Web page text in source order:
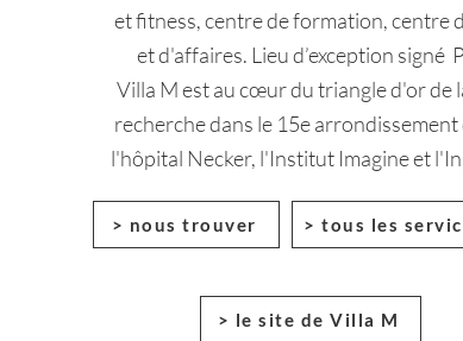
et fitness, centre de formation, centre
et d'affaires. Lieu d’exception signé
Villa M est au cœur du triangle d'or de
recherche dans le 15e
l'hôpital Necker, l'Institut Imagine et
> nous trouver > tous les
> le site de Villa M